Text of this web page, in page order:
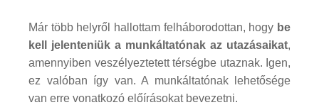
Már több helyről hallottam felháborodottan, hogy be
kell jelenteniük a munkáltatónak az utazásaikat,
amennyiben veszélyeztetett térségbe utaznak. Igen,
ez valóban így van. A munkáltatónak lehetősége
van erre vonatkozó előírásokat bevezetni.